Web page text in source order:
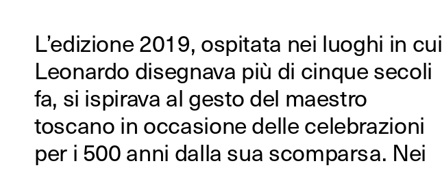
L’edizione 2019, ospitata nei luoghi in cui
Leonardo disegnava più di cinque secoli
fa, si ispirava al gesto del maestro
toscano in occasione delle celebrazioni
per i 500 anni dalla sua scomparsa. Nei
cortili del Castello Sforzesco di Milano
matite, pennelli, inchiostri, penne, forbici
e soprattutto carta diventano protagonisti
insieme ad artisti, fumettisti, graphic